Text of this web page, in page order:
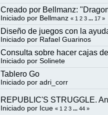
Creado por Bellmanz:
Iniciado por Bellmanz « 1 2 3 ... 17 »
Diseño de juegos con la
Iniciado por Rafael Guarinos
Consulta sobre hacer cajas
Iniciado porSolinete
Tablero Go
Iniciado poradri_corr
REPUBLIC'S STRUGGLE.
Iniciado por Icue « 1 2 3 ...44 »